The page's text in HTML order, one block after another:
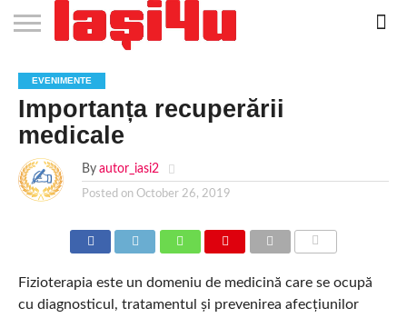
STIRI
APARTAMENTE
NOI IASI
STIRI
IASI
JOBS
IN
IASI
FILME
LA
CINEMA
CLUBURI /
DISCOTECI
BARURI /
CAFENELE
SALI DE
FORTA
SI
FITNESS
SALOANE DE
INFRUMUSETARE
AGENTII
DE
TURISM
IASI
RESTAURANTE
IN IASI
PIZZA
IN
IASI
PISCINA
IN IASI
FLORARII
RADIO
LIVE
IN
IASI
SPALATORII
AUTO
TRACTARI
AUTO
TAXI
IN
IASI
CINEMA
TEATRU
HOTELURI
/
PENSIUNI
TEREN
SPORTIV
TEREN
TENIS
IASI
FARMACII
NON
STOP
COFFEE-
TO-GO
FIRME DE
PUBLICITATE
RENT
A
CAR
EVENIMENTE
Importanța recuperării
medicale
By autor_iasi2
Posted on October 26, 2019
Fizioterapia este un domeniu de medicină care se ocupă
cu diagnosticul, tratamentul și prevenirea afecțiunilor